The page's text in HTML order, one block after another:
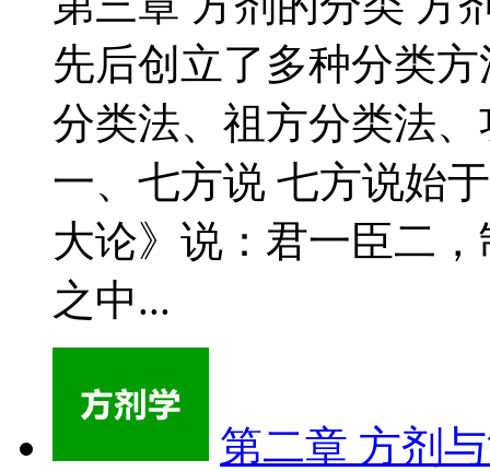
先后创立了多种分类
分类法、祖方分类法
一、七方说 七方说始
大论》说：君一臣二
之中...
第二章 方剂